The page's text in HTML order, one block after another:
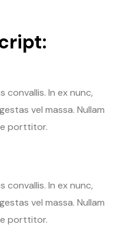
convallis. In ex nunc,
vel massa. Nullam
porttitor.
convallis. In ex nunc,
vel massa. Nullam
porttitor.